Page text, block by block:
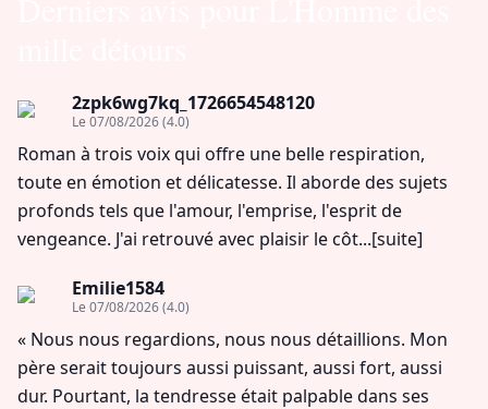
2zpk6wg7kq_1726654548120
Le 07/08/2026(4.0)
Roman à trois voix qui offre une belle respiration,
toute en émotion et délicatesse. Il aborde des sujets
profonds tels que l'amour, l'emprise, l'esprit de
vengeance. J'ai retrouvé avec plaisir le côt...[suite]
Emilie1584
Le 07/08/2026(4.0)
« Nous nous regardions, nous nous détaillions. Mon
père serait toujours aussi puissant, aussi fort, aussi
dur. Pourtant, la tendresse était palpable dans ses